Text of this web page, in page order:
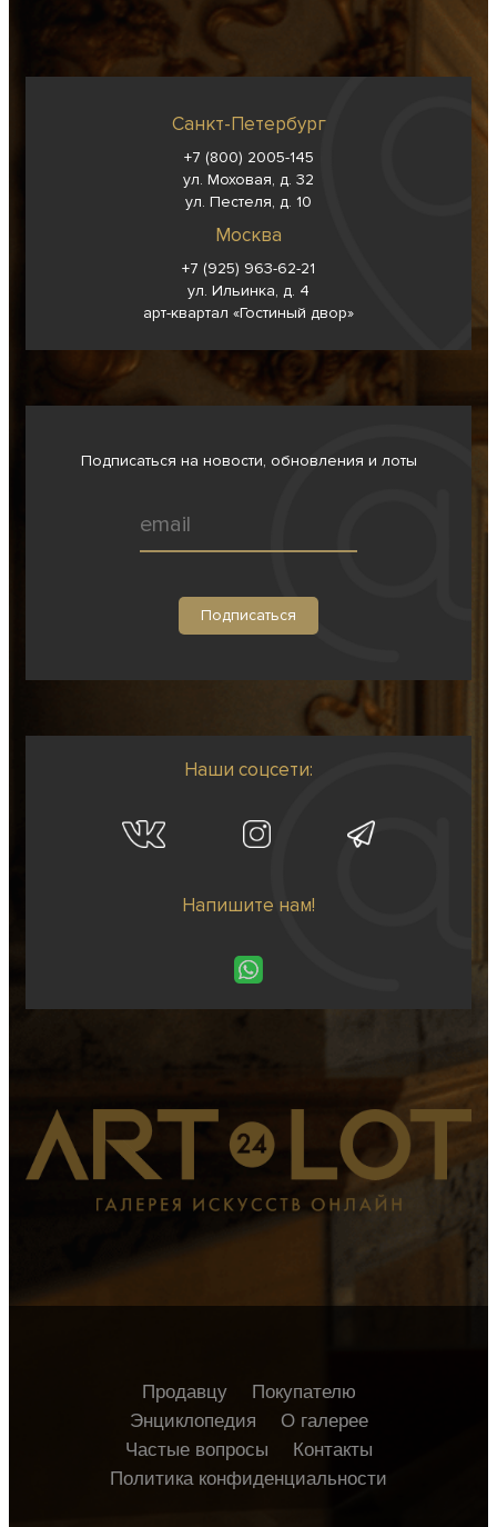
Санкт-Петербург
+7 (800) 2005-145
ул. Моховая, д. 32
ул. Пестеля, д. 10
Москва
+7 (925) 963-62-21
ул. Ильинка, д. 4
арт-квартал «Гостиный двор»
Подписаться на новости, обновления и лоты
Наши соцсети:
Напишите нам!
Продавцу
Покупателю
Энциклопедия
О галерее
Частые вопросы
Контакты
Политика конфиденциальности